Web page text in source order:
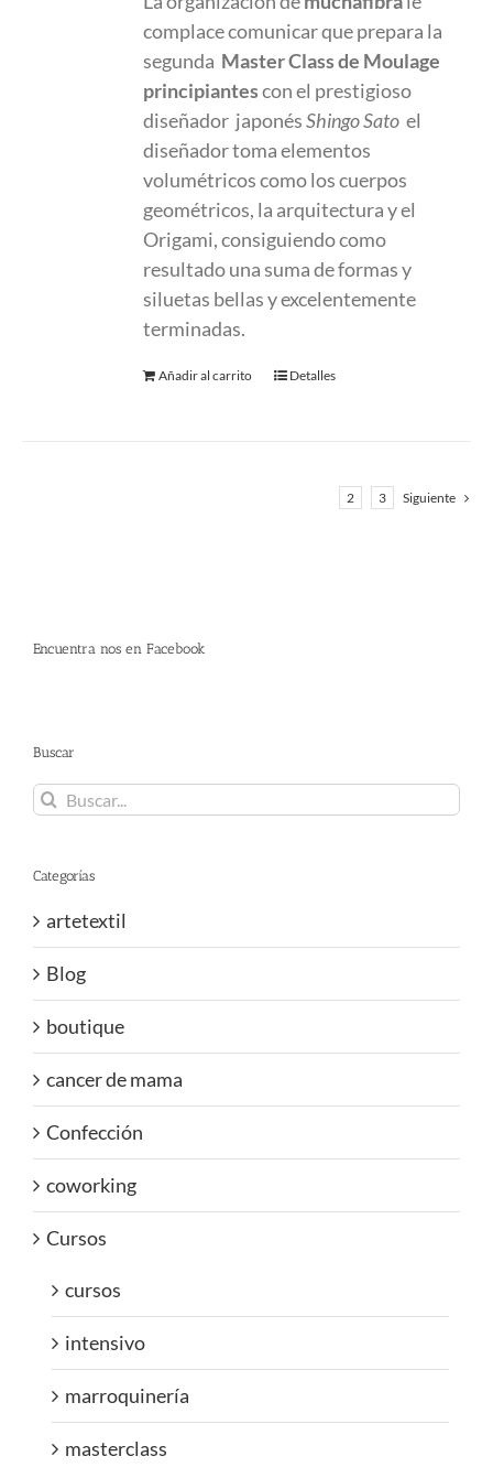
complace comunicar que prepara la
segunda Master Classde Moulage
principiantescon el prestigioso
diseñador japonésShingo Sato el
diseñador toma elementos
volumétricos como los cuerpos
geométricos, la arquitectura y el
Origami, consiguiendo como
resultado una suma de formas y
siluetas bellas y excelentemente
terminadas.
Añadir al carrito Detalles
2 3 Siguiente
Encuentra nos en Facebook
Buscar
Buscar:
Categorías
artetextil
Blog
boutique
cancer de mama
Confección
coworking
Cursos
cursos
intensivo
marroquinería
masterclass